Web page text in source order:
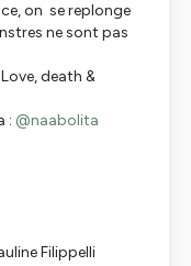
on se replonge
ne sont pas
death &
: @naabolita
Filippelli